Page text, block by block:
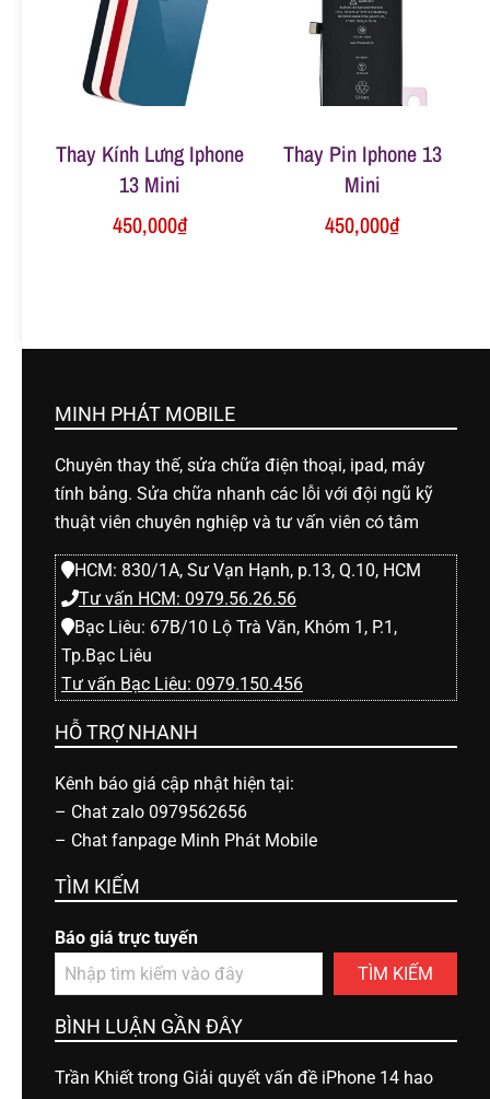
Thay Kính Lưng Iphone
13 Mini
450,000₫
Thay Pin Iphone 13
Mini
450,000₫
MINH PHÁT MOBILE
Chuyên thay thế, sửa chữa điện thoại, ipad, máy
tính bảng. Sửa chữa nhanh các lỗi với đội ngũ kỹ
thuật viên chuyên nghiệp và tư vấn viên có tâm
HCM: 830/1A, Sư Vạn Hạnh, p.13, Q.10, HCM
Tư vấn HCM: 0979.56.26.56
Bạc Liêu: 67B/10 Lộ Trà Văn, Khóm 1, P.1,
Tp.Bạc Liêu
Tư vấn Bạc Liêu: 0979.150.456
HỖ TRỢ NHANH
Kênh báo giá cập nhật hiện tại:
– Chat zalo 0979562656
– Chat fanpage Minh Phát Mobile
TÌM KIẾM
Báo giá trực tuyến
TÌM KIẾM
BÌNH LUẬN GẦN ĐÂY
Trần Khiết trong Giải quyết vấn đề iPhone 14 hao